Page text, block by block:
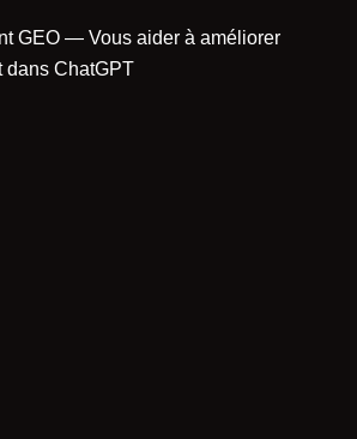
GEO — Vous aider à améliorer
dans ChatGPT